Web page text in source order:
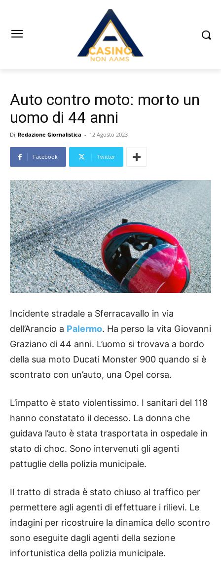
Auto contro moto: morto un
uomo di 44 anni
Di Redazione Giornalistica - 12 Agosto 2023
Facebook Twitter
Incidente stradale a Sferracavallo in via
dell’Arancio a Palermo. Ha perso la vita Giovanni
Graziano di 44 anni. L’uomo si trovava a bordo
della sua moto Ducati Monster 900 quando si è
scontrato con un’auto, una Opel corsa.
L’impatto è stato violentissimo. I sanitari del 118
hanno constatato il decesso. La donna che
guidava l’auto è stata trasportata in ospedale in
stato di choc. Sono intervenuti gli agenti
pattuglie della polizia municipale.
Il tratto di strada è stato chiuso al traffico per
permettere agli agenti di effettuare i rilievi. Le
indagini per ricostruire la dinamica dello scontro
sono eseguite dagli agenti della sezione
infortunistica della polizia municipale.